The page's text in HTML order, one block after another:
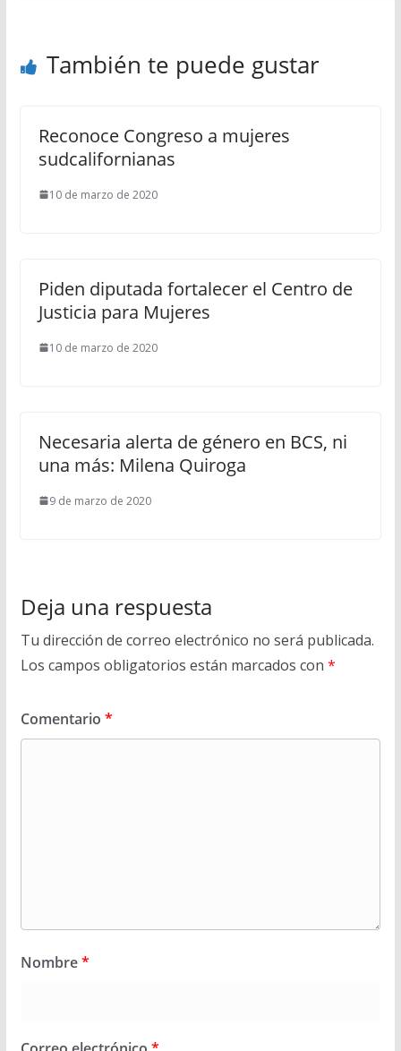
También te puede gustar
Reconoce Congreso a mujeres
sudcalifornianas
10 de marzo de 2020
Piden diputada fortalecer el Centro de
Justicia para Mujeres
10 de marzo de 2020
Necesaria alerta de género en BCS, ni
una más: Milena Quiroga
9 de marzo de 2020
Deja una respuesta
Tu dirección de correo electrónico no será publicada.
Los campos obligatorios están marcados con *
Comentario *
Nombre*